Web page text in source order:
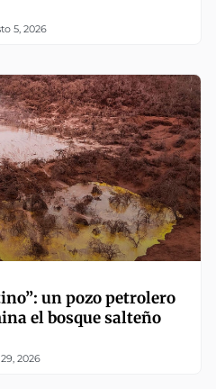
5, 2026
un pozo petrolero
el bosque salteño
2026